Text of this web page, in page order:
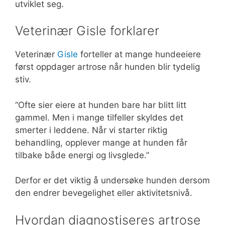
utviklet seg.
Veterinær Gisle forklarer
Veterinær Gisle forteller at mange hundeeiere
først oppdager artrose når hunden blir tydelig
stiv.
“Ofte sier eiere at hunden bare har blitt litt
gammel. Men i mange tilfeller skyldes det
smerter i leddene. Når vi starter riktig
behandling, opplever mange at hunden får
tilbake både energi og livsglede.”
Derfor er det viktig å undersøke hunden dersom
den endrer bevegelighet eller aktivitetsnivå.
Hvordan diagnostiseres artrose